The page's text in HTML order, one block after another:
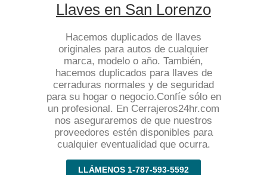
Llaves en San Lorenzo
Hacemos duplicados de llaves
originales para autos de cualquier
marca, modelo o año. También,
hacemos duplicados para llaves de
cerraduras normales y de seguridad
para su hogar o negocio.Confíe sólo en
un profesional. En Cerrajeros24hr.com
nos aseguraremos de que nuestros
proveedores estén disponibles para
cualquier eventualidad que ocurra.
LLÁMENOS 1-787-593-5592